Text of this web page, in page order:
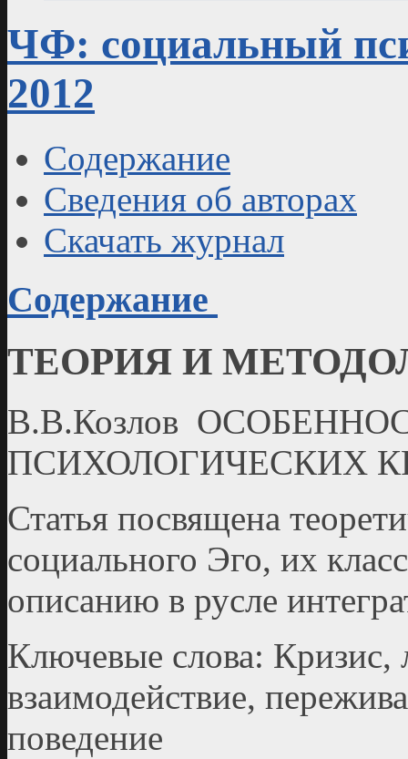
ЧФ: социальный
2012
Содержание
Сведения об авторах
Скачать журнал
Содержание
ТЕОРИЯ И
В.В.Козлов
ПСИХОЛОГИЧЕСКИХ
Статья посвящена
социального Эго, их
описанию в русле
Ключевые слова: Кризис,
взаимодействие,
поведение